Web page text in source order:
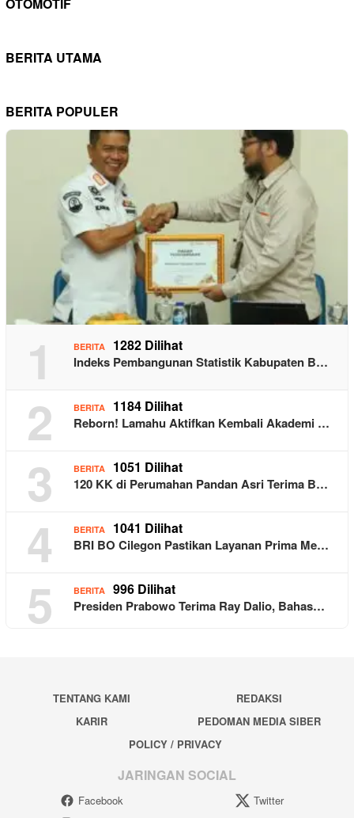
BERITA UTAMA
BERITA POPULER
1 BERITA 1282 Dilihat
Indeks Pembangunan Statistik Kabupaten B…
2 BERITA 1184 Dilihat
Reborn! Lamahu Aktifkan Kembali Akademi …
3 BERITA 1051 Dilihat
120 KK di Perumahan Pandan Asri Terima B…
4 BERITA 1041 Dilihat
BRI BO Cilegon Pastikan Layanan Prima Me…
5 BERITA 996 Dilihat
Presiden Prabowo Terima Ray Dalio, Bahas…
TENTANG KAMI
REDAKSI
KARIR
PEDOMAN MEDIA SIBER
POLICY / PRIVACY
JARINGAN SOCIAL
Facebook
Twitter